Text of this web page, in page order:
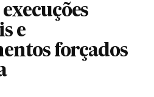
e
forçados